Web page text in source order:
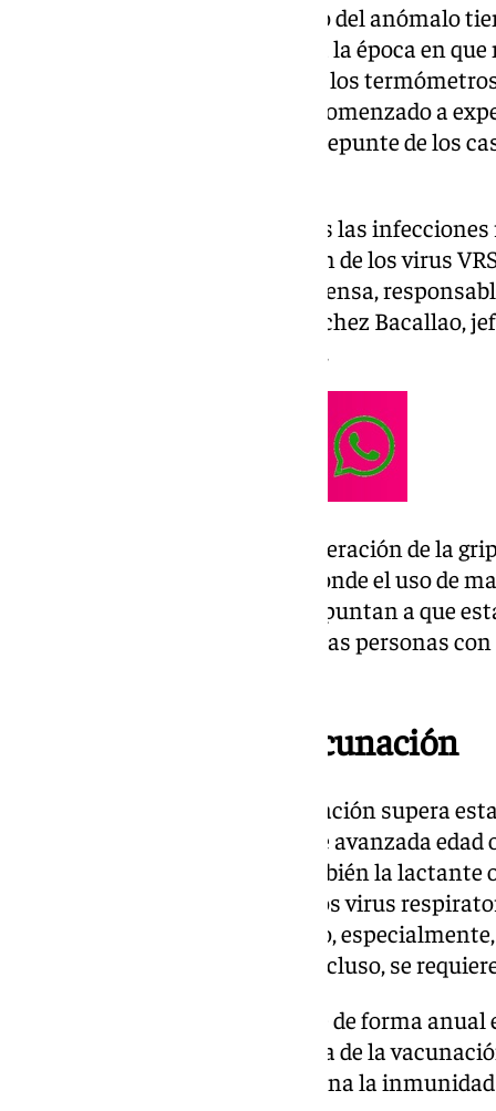
El inicio de diciembre ha sacado del anómalo
ha sumido, como corresponde a la época en
como cada año con la bajada de los
de la provincia han comenzado a
con la apreciación de un ligero repunte de los
«En invierno se exacerban todas las
consecuencia de la proliferación de los virus
adenovirus, los rinovirus e influensa,
explica la doctora Adelaida Sánchez Bacallao,
Hospital Quirónsalud Marbella.
Las consecuencias de esa proliferación de la
espacios y servicios públicos, donde el uso de
frecuente. Fuentes sanitarias apuntan a que
una «mayor concienciación en las personas
Importancia de la vacunación
Aunque la gran parte de la población supera
complicaciones, la población de avanzada
especialmente vulnerable. También la lactante
grupos muy afectados ante estos virus
incidencia se viene produciendo,
pediátrica. En algunos casos, incluso, se
Ante tal escenario, que se repite de forma
médicos señalan la importancia de la
sensibles, ya que esta proporciona la